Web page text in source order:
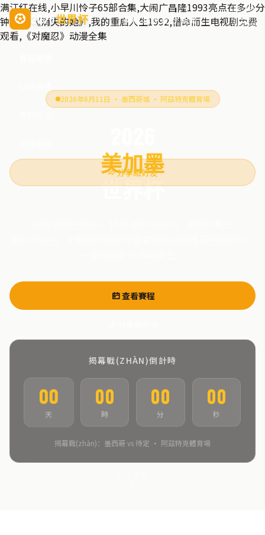
满江红在线,小早川怜子65部合集,大闹广昌隆1993亮点在多少分
钟,电影《消失的她》,我的重启人生1992,借命而生电视剧免费
观看,《对魔忍》动漫全集
2026世界杯 賽程 球隊 比分 新聞
分享給好友
2026年6月11日 · 墨西哥城 · 阿茲特克體育場
美加墨
世界杯
查看賽程
揭幕戰(ZHÀN)倒計時
00
天
00
時
00
分
00
秒
揭幕戰(zhàn)：墨西哥 vs 待定 · 阿茲特克體育場